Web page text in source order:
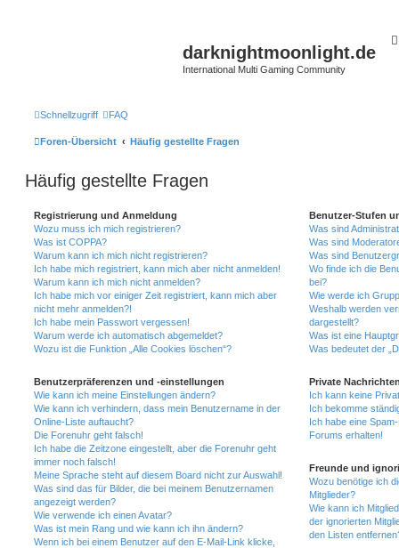
darknightmoonlight.de
International Multi Gaming Community
Schnellzugriff FAQ
Foren-Übersicht Häufig gestellte Fragen
Häufig gestellte Fragen
Registrierung und Anmeldung
Wozu muss ich mich registrieren?
Was ist COPPA?
Warum kann ich mich nicht registrieren?
Ich habe mich registriert, kann mich aber nicht anmelden!
Warum kann ich mich nicht anmelden?
Ich habe mich vor einiger Zeit registriert, kann mich aber
nicht mehr anmelden?!
Ich habe mein Passwort vergessen!
Warum werde ich automatisch abgemeldet?
Wozu ist die Funktion „Alle Cookies löschen“?
Benutzerpräferenzen und -einstellungen
Wie kann ich meine Einstellungen ändern?
Wie kann ich verhindern, dass mein Benutzername in der
Online-Liste auftaucht?
Die Forenuhr geht falsch!
Ich habe die Zeitzone eingestellt, aber die Forenuhr geht
immer noch falsch!
Meine Sprache steht auf diesem Board nicht zur Auswahl!
Was sind das für Bilder, die bei meinem Benutzernamen
angezeigt werden?
Wie verwende ich einen Avatar?
Was ist mein Rang und wie kann ich ihn ändern?
Wenn ich bei einem Benutzer auf den E-Mail-Link klicke,
Benutzer-Stufen
Was sind
Was sind
Was sind
Wo finde ich die
bei?
Wie werde ich
Weshalb werden
dargestellt?
Was ist eine
Was bedeutet der
Private
Ich kann keine
Ich bekomme
Ich habe eine
Forums erhalten!
Freunde und
Wozu benötige ich
Mitglieder?
Wie kann ich
der ignorierten
den Listen